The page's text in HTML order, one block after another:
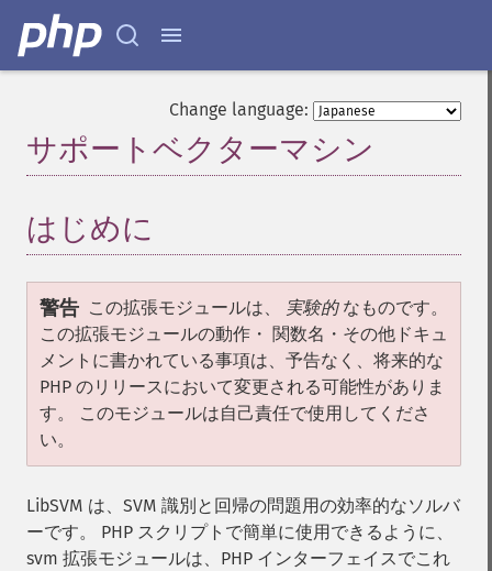
Change language:
サポートベクターマシン
はじめに
警告 この拡張モジュールは、 実験的なものです。
この拡張モジュールの動作・ 関数名・その他ドキュ
メントに書かれている事項は、予告なく、将来的な
PHP のリリースにおいて変更される可能性がありま
す。 このモジュールは自己責任で使用してくださ
い。
LibSVM は、SVM 識別と回帰の問題用の効率的なソルバ
ーです。 PHP スクリプトで簡単に使用できるように、
svm 拡張モジュールは、PHP インターフェイスでこれ